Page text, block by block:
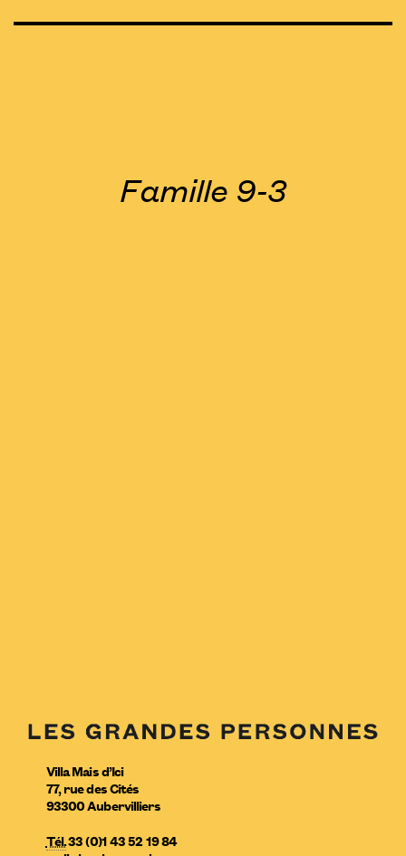
Famille 9-3
Villa Mais d’Ici
77, rue des Cités
93300Aubervilliers
Tél.33 (0)1 43 52 19 84